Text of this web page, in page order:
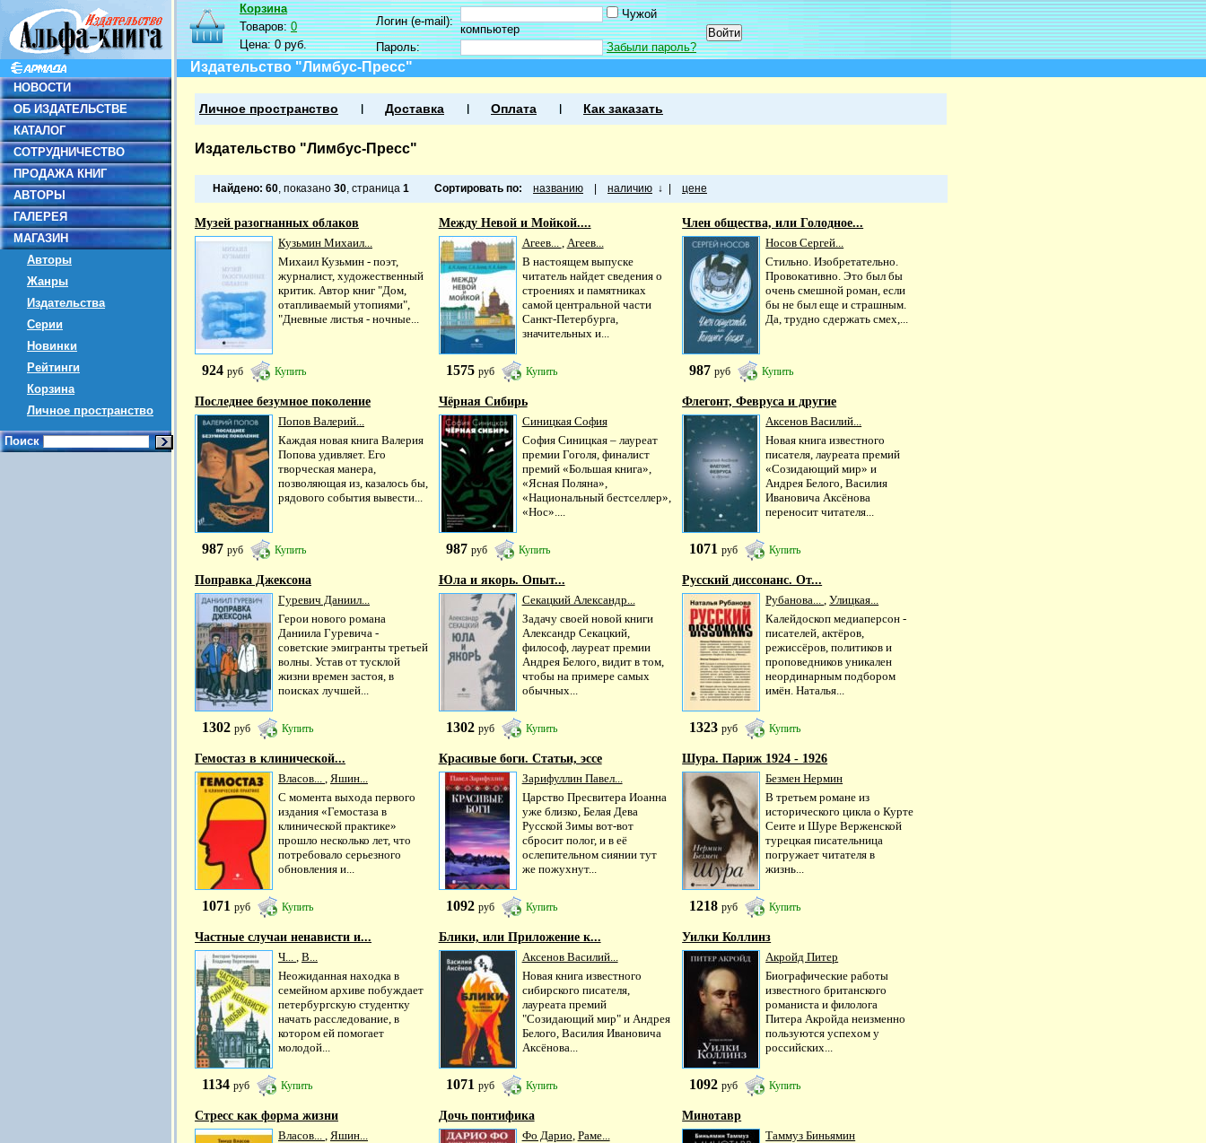
НОВОСТИ
ОБ ИЗДАТЕЛЬСТВЕ
КАТАЛОГ
СОТРУДНИЧЕСТВО
ПРОДАЖА КНИГ
АВТОРЫ
ГАЛЕРЕЯ
МАГАЗИН
Авторы
Жанры
Издательства
Серии
Новинки
Рейтинги
Корзина
Личное пространство
Поиск
Корзина
Товаров:0
Цена:0 руб.
Логин (e-mail):
Чужой
компьютер
Пароль:
Забыли пароль?
Издательство "Лимбус-Пресс"
Личное пространство Доставка Оплата Как заказать
Издательство "Лимбус-Пресс"
Найдено: 60, показано 30, страница 1 Сортировать по: названию наличию ↓ цене
Музей разогнанных облаков
Кузьмин Михаил...
Михаил Кузьмин - поэт,
журналист, художественный
критик. Автор книг "Дом,
отапливаемый утопиями",
"Дневные листья - ночные...
924 руб Купить
Между Невой и Мойкой....
Агеев... , Агеев...
В настоящем выпуске
читатель найдет сведения о
строениях и памятниках
самой центральной части
Санкт-Петербурга,
значительных и...
1575 руб Купить
Член общества, или Голодное...
Носов Сергей...
Стильно. Изобретательно.
Провокативно. Это был бы
очень смешной роман, если
бы не был еще и страшным.
Да, трудно сдержать смех,...
987руб Купить
Последнее безумное поколение
Попов Валерий...
Каждая новая книга Валерия
Попова удивляет. Его
творческая манера,
позволяющая из, казалось бы,
рядового события вывести...
987 руб Купить
Чёрная Сибирь
Синицкая София
София Синицкая – лауреат
премии Гоголя, финалист
премий «Большая книга»,
«Ясная Поляна»,
«Национальный бестселлер»,
«Нос»....
987 руб Купить
Флегонт, Февруса и другие
Аксенов Василий...
Новая книга известного
писателя, лауреата премий
«Созидающий мир» и
Андрея Белого, Василия
Ивановича Аксёнова
переносит читателя...
1071руб Купить
Поправка Джексона
Гуревич Даниил...
Герои нового романа
Даниила Гуревича -
советские эмигранты третьей
волны. Устав от тусклой
жизни времен застоя, в
поисках лучшей...
1302 руб Купить
Юла и якорь. Опыт...
Секацкий Александр...
Задачу своей новой книги
Александр Секацкий,
философ, лауреат премии
Андрея Белого, видит в том,
чтобы на примере самых
обычных...
1302 руб Купить
Русский диссонанс. От...
Рубанова...,Улицкая...
Калейдоскоп медиаперсон -
писателей, актёров,
режиссёров, политиков и
проповедников уникален
неординарным подбором
имён. Наталья...
1323руб Купить
Гемостаз в клинической...
Власов... , Яшин...
С момента выхода первого
издания «Гемостаза в
клинической практике»
прошло несколько лет, что
потребовало серьезного
обновления и...
1071 руб Купить
Красивые боги. Статьи, эссе
Зарифуллин Павел...
Царство Пресвитера Иоанна
уже близко, Белая Дева
Русской Зимы вот-вот
сбросит полог, и в её
ослепительном сиянии тут
же пожухнут...
1092 руб Купить
Шура. Париж 1924 - 1926
Безмен Нермин
В третьем романе из
исторического цикла о Курте
Сеите и Шуре Верженской
турецкая писательница
погружает читателя в
жизнь...
1218руб Купить
Частные случаи ненависти и...
Ч... , В...
Неожиданная находка в
семейном архиве побуждает
петербургскую студентку
начать расследование, в
котором ей помогает
молодой...
1134 руб Купить
Блики, или Приложение к...
Аксенов Василий...
Новая книга известного
сибирского писателя,
лауреата премий
"Созидающий мир" и Андрея
Белого, Василия Ивановича
Аксёнова...
1071 руб Купить
Уилки Коллинз
Акройд Питер
Биографические работы
известного британского
романиста и филолога
Питера Акройда неизменно
пользуются успехом у
российских...
1092руб Купить
Стресс как форма жизни
Власов... , Яшин...
Дочь понтифика
Фо Дарио, Раме...
Минотавр
Таммуз Биньямин